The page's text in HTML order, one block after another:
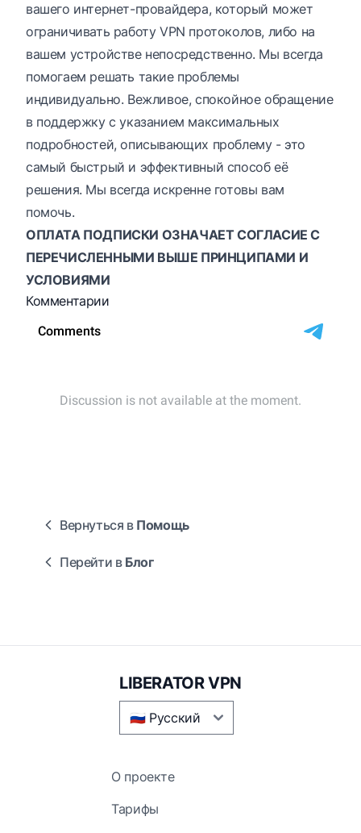
вашего интернет-провайдера, который может
ограничивать работу VPN протоколов, либо на
вашем устройстве непосредственно. Мы всегда
помогаем решать такие проблемы
индивидуально. Вежливое, спокойное обращение
в поддержку с указанием максимальных
подробностей, описывающих проблему - это
самый быстрый и эффективный способ её
решения. Мы всегда искренне готовы вам
помочь.
ОПЛАТА ПОДПИСКИ ОЗНАЧАЕТ СОГЛАСИЕ С
ПЕРЕЧИСЛЕННЫМИ ВЫШЕ ПРИНЦИПАМИ И
УСЛОВИЯМИ
Комментарии
Вернуться в Помощь
Перейти в Блог
LIBERATOR VPN
О проекте
Тарифы